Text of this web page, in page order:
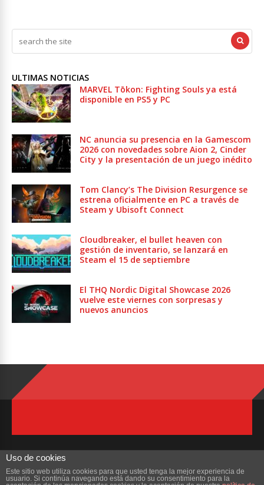
ULTIMAS NOTICIAS
MARVEL Tōkon: Fighting Souls ya está
disponible en PS5 y PC
NC anuncia su presencia en la Gamescom
2026 con novedades sobre Aion 2, Cinder
City y la presentación de un juego inédito
Tom Clancy’s The Division Resurgence se
estrena oficialmente en PC a través de
Steam y Ubisoft Connect
Cloudbreaker, el bullet heaven con
gestión de inventario, se lanzará en
Steam el 15 de septiembre
El THQ Nordic Digital Showcase 2026
vuelve este viernes con sorpresas y
nuevos anuncios
Uso de cookies
Este sitio web utiliza cookies para que usted tenga la mejor experiencia de
usuario. Si continúa navegando está dando su consentimiento para la